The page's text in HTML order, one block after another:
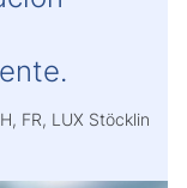
FR, LUX Stöcklin